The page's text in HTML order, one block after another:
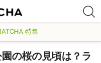
特集
の桜の見頃は？ラ